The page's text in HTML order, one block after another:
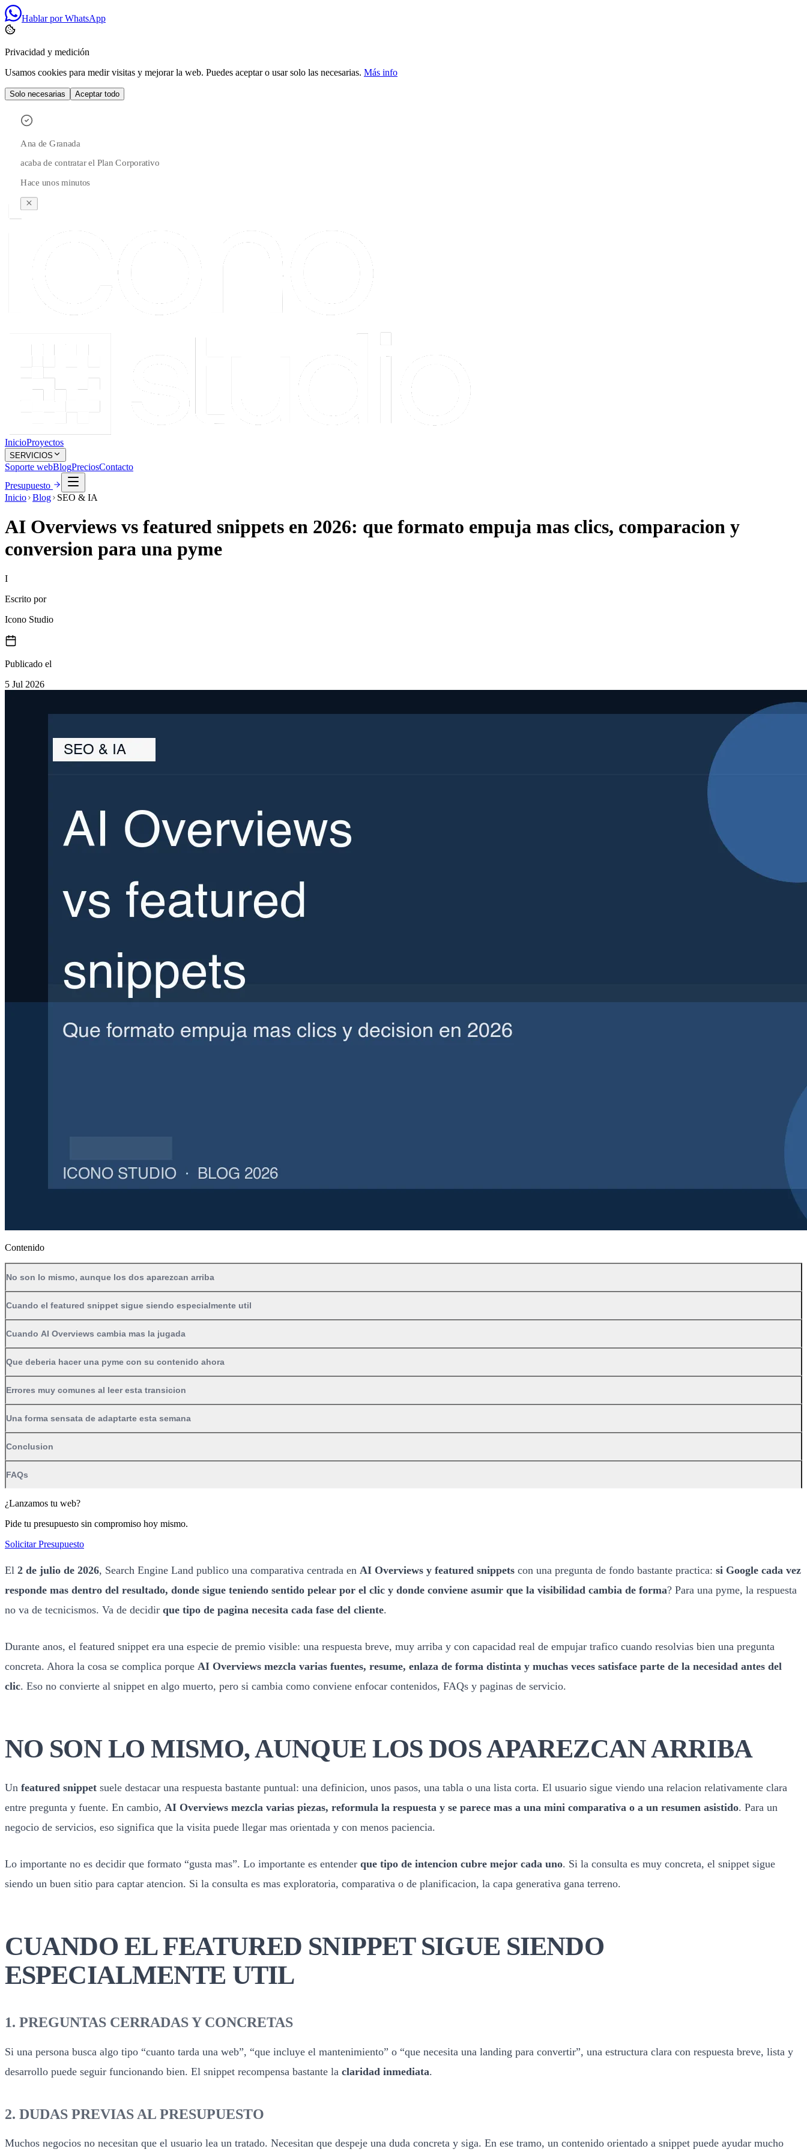
Hablar por WhatsApp
Privacidad y medición
Usamos cookies para medir visitas y mejorar la web. Puedes aceptar o usar solo las necesarias. Más info
Solo necesarias Aceptar todo
InicioProyectos
SERVICIOS
Soporte webBlogPreciosContacto
Presupuesto
Inicio Blog SEO & IA
AI Overviews vs featured snippets en 2026: que formato empuja mas clics, comparacion y
conversion para una pyme
I
Escrito por
Icono Studio
Publicado el
5 Jul 2026
Contenido
No son lo mismo, aunque los dos aparezcan arriba
Cuando el featured snippet sigue siendo especialmente util
Cuando AI Overviews cambia mas la jugada
Que deberia hacer una pyme con su contenido ahora
Errores muy comunes al leer esta transicion
Una forma sensata de adaptarte esta semana
Conclusion
FAQs
¿Lanzamos tu web?
Pide tu presupuesto sin compromiso hoy mismo.
Solicitar Presupuesto
El 2 de julio de 2026, Search Engine Land publico una comparativa centrada en AI Overviews y featured snippets con una pregunta de fondo bastante practica: si Google cada vez
responde mas dentro del resultado, donde sigue teniendo sentido pelear por el clic y donde conviene asumir que la visibilidad cambia de forma? Para una pyme, la respuesta
no va de tecnicismos. Va de decidir que tipo de pagina necesita cada fase del cliente.
Durante anos, el featured snippet era una especie de premio visible: una respuesta breve, muy arriba y con capacidad real de empujar trafico cuando resolvias bien una pregunta
concreta. Ahora la cosa se complica porque AI Overviews mezcla varias fuentes, resume, enlaza de forma distinta y muchas veces satisface parte de la necesidad antes del
clic. Eso no convierte al snippet en algo muerto, pero si cambia como conviene enfocar contenidos, FAQs y paginas de servicio.
NO SON LO MISMO, AUNQUE LOS DOS APAREZCAN ARRIBA
Un featured snippet suele destacar una respuesta bastante puntual: una definicion, unos pasos, una tabla o una lista corta. El usuario sigue viendo una relacion relativamente clara
entre pregunta y fuente. En cambio, AI Overviews mezcla varias piezas, reformula la respuesta y se parece mas a una mini comparativa o a un resumen asistido. Para un
negocio de servicios, eso significa que la visita puede llegar mas orientada y con menos paciencia.
Lo importante no es decidir que formato “gusta mas”. Lo importante es entender que tipo de intencion cubre mejor cada uno. Si la consulta es muy concreta, el snippet sigue
siendo un buen sitio para captar atencion. Si la consulta es mas exploratoria, comparativa o de planificacion, la capa generativa gana terreno.
CUANDO EL FEATURED SNIPPET SIGUE SIENDO
ESPECIALMENTE UTIL
1. PREGUNTAS CERRADAS Y CONCRETAS
Si una persona busca algo tipo “cuanto tarda una web”, “que incluye el mantenimiento” o “que necesita una landing para convertir”, una estructura clara con respuesta breve, lista y
desarrollo puede seguir funcionando bien. El snippet recompensa bastante la claridad inmediata.
2. DUDAS PREVIAS AL PRESUPUESTO
Muchos negocios no necesitan que el usuario lea un tratado. Necesitan que despeje una duda concreta y siga. En ese tramo, un contenido orientado a snippet puede ayudar mucho